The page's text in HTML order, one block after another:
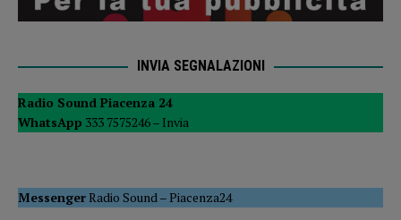
INVIA SEGNALAZIONI
Radio Sound Piacenza 24
WhatsApp 333 7575246 – Invia
MessengerRadio Sound–Piacenza24